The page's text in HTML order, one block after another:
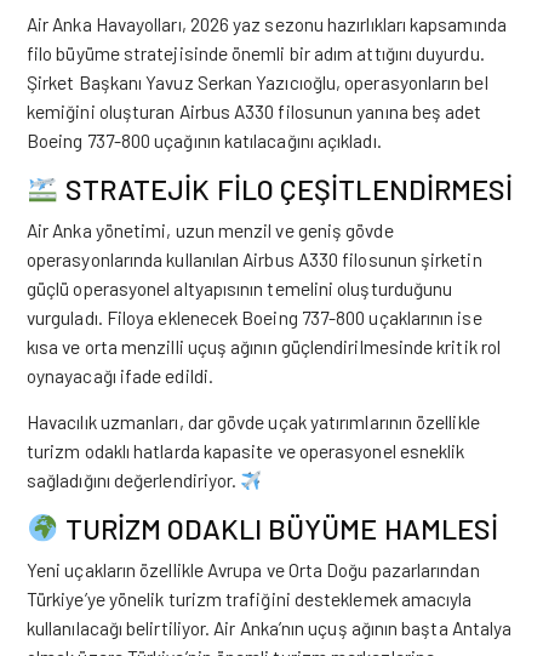
Air Anka Havayolları, 2026 yaz sezonu hazırlıkları kapsamında
filo büyüme stratejisinde önemli bir adım attığını duyurdu.
Şirket Başkanı Yavuz Serkan Yazıcıoğlu, operasyonların bel
kemiğini oluşturan Airbus A330 filosunun yanına beş adet
Boeing 737-800 uçağının katılacağını açıkladı.
STRATEJİK FİLO ÇEŞİTLENDİRMESİ
Air Anka yönetimi, uzun menzil ve geniş gövde
operasyonlarında kullanılan Airbus A330 filosunun şirketin
güçlü operasyonel altyapısının temelini oluşturduğunu
vurguladı. Filoya eklenecek Boeing 737-800 uçaklarının ise
kısa ve orta menzilli uçuş ağının güçlendirilmesinde kritik rol
oynayacağı ifade edildi.
Havacılık uzmanları, dar gövde uçak yatırımlarının özellikle
turizm odaklı hatlarda kapasite ve operasyonel esneklik
sağladığını değerlendiriyor.
TURİZM ODAKLI BÜYÜME HAMLESİ
Yeni uçakların özellikle Avrupa ve Orta Doğu pazarlarından
Türkiye’ye yönelik turizm trafiğini desteklemek amacıyla
kullanılacağı belirtiliyor. Air Anka’nın uçuş ağının başta Antalya